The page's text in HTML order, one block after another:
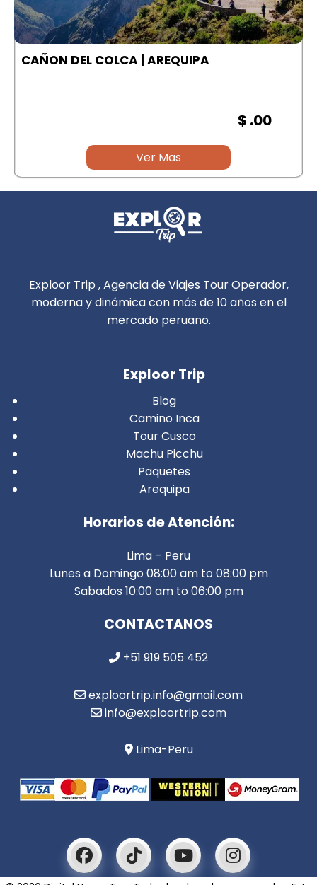
CAÑON DEL COLCA | AREQUIPA
$ .00
Ver Mas
Exploor Trip , Agencia de Viajes Tour Operador,
moderna y dinámica con más de 10 años en el
mercado peruano.
Exploor Trip
Blog
Camino Inca
Tour Cusco
Machu Picchu
Paquetes
Arequipa
Horarios de Atención:
Lima – Peru
Lunes a Domingo 08:00 am to 08:00 pm
Sabados 10:00 am to 06:00 pm
CONTACTANOS
+51 919 505 452
exploortrip.info@gmail.com
info@exploortrip.com
Lima-Peru